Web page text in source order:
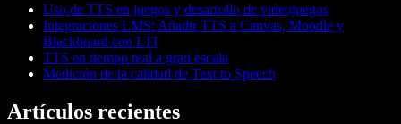
Uso de TTS en juegos y desarrollo de videojuegos
Integraciones LMS: Añadir TTS a Canvas, Moodle y
Blackboard con LTI
TTS en tiempo real a gran escala
Medición de la calidad de Text to Speech
Artículos recientes